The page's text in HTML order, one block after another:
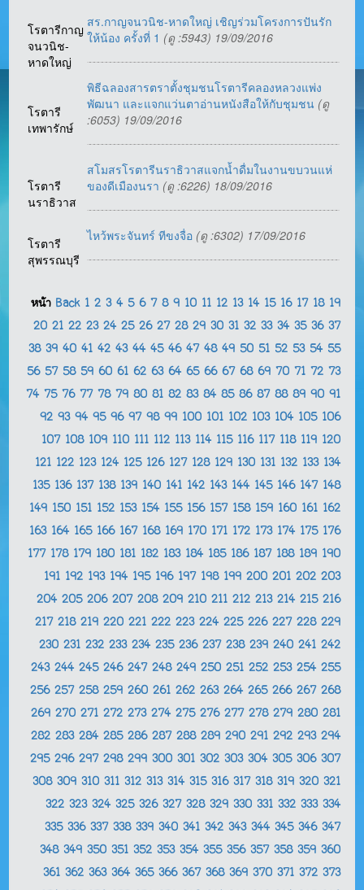
โรตารีกาญ
จนวนิช-
หาดใหญ่
สร.กาญจนวนิช-หาดใหญ่ เชิญร่วมโครงการปันรัก
ให้น้อง ครั้งที่ 1 (ดู :5943) 19/09/2016
โรตารี
เทพารักษ์
พิธีฉลองสารตราตั้งชุมชนโรตารีคลองหลวงแพ่ง
พัฒนา และแจกแว่นตาอ่านหนังสือให้กับชุมชน (ดู
:6053) 19/09/2016
โรตารี
นราธิวาส
สโมสรโรตารีนราธิวาสแจกน้ำดื่มในงานขบวนแห่
ของดีเมืองนรา (ดู :6226) 18/09/2016
โรตารี
สุพรรณบุรี
ไหว้พระจันทร์ ทีขงจื่อ (ดู :6302) 17/09/2016
หน้า Back 1 2 3 4 5 6 7 8 9 10 11 12 13 14 15 16 17 18 19
20 21 22 23 24 25 26 27 28 29 30 31 32 33 34 35 36 37
38 39 40 41 42 43 44 45 46 47 48 49 50 51 52 53 54 55
56 57 58 59 60 61 62 63 64 65 66 67 68 69 70 71 72 73
74 75 76 77 78 79 80 81 82 83 84 85 86 87 88 89 90 91
92 93 94 95 96 97 98 99 100 101 102 103 104 105 106
107 108 109 110 111 112 113 114 115 116 117 118 119 120
121 122 123 124 125 126 127 128 129 130 131 132 133 134
135 136 137 138 139 140 141 142 143 144 145 146 147 148
149 150 151 152 153 154 155 156 157 158 159 160 161 162
163 164 165 166 167 168 169 170 171 172 173 174 175 176
177 178 179 180 181 182 183 184 185 186 187 188 189 190
191 192 193 194 195 196 197 198 199 200 201 202 203
204 205 206 207 208 209 210 211 212 213 214 215 216
217 218 219 220 221 222 223 224 225 226 227 228 229
230 231 232 233 234 235 236 237 238 239 240 241 242
243 244 245 246 247 248 249 250 251 252 253 254 255
256 257 258 259 260 261 262 263 264 265 266 267 268
269 270 271 272 273 274 275 276 277 278 279 280 281
282 283 284 285 286 287 288 289 290 291 292 293 294
295 296 297 298 299 300 301 302 303 304 305 306 307
308 309 310 311 312 313 314 315 316 317 318 319 320 321
322 323 324 325 326 327 328 329 330 331 332 333 334
335 336 337 338 339 340 341 342 343 344 345 346 347
348 349 350 351 352 353 354 355 356 357 358 359 360
361 362 363 364 365 366 367 368 369 370 371 372 373